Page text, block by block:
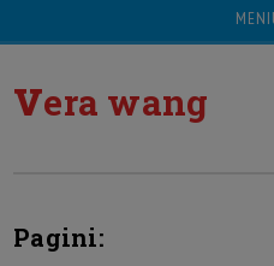
vera wang
Pagini: